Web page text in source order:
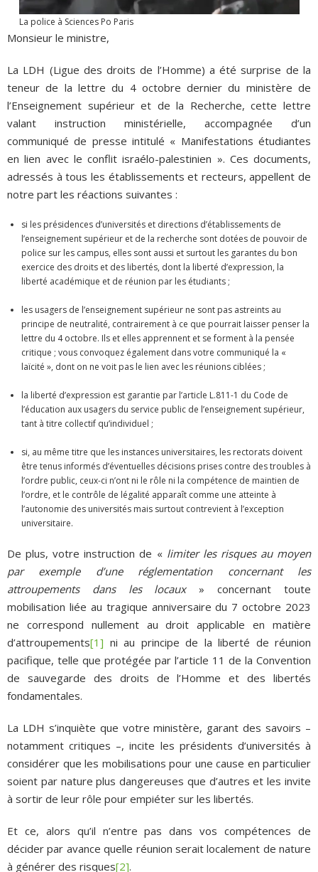
La police à Sciences Po Paris
Monsieur le ministre,
La LDH (Ligue des droits de l’Homme) a été surprise de la
teneur de la lettre du 4 octobre dernier du ministère de
l’Enseignement supérieur et de la Recherche, cette lettre
valant instruction ministérielle, accompagnée d’un
communiqué de presse intitulé « Manifestations étudiantes
en lien avec le conflit israélo-palestinien ». Ces documents,
adressés à tous les établissements et recteurs, appellent de
notre part les réactions suivantes :
si les présidences d’universités et directions d’établissements de
l’enseignement supérieur et de la recherche sont dotées de pouvoir de
police sur les campus, elles sont aussi et surtout les garantes du bon
exercice des droits et des libertés, dont la liberté d’expression, la
liberté académique et de réunion par les étudiants ;
les usagers de l’enseignement supérieur ne sont pas astreints au
principe de neutralité, contrairement à ce que pourrait laisser penser la
lettre du 4 octobre. Ils et elles apprennent et se forment à la pensée
critique ; vous convoquez également dans votre communiqué la «
laïcité », dont on ne voit pas le lien avec les réunions ciblées ;
la liberté d’expression est garantie par l’article L.811-1 du Code de
l’éducation aux usagers du service public de l’enseignement supérieur,
tant à titre collectif qu’individuel ;
si, au même titre que les instances universitaires, les rectorats doivent
être tenus informés d’éventuelles décisions prises contre des troubles à
l’ordre public, ceux-ci n’ont ni le rôle ni la compétence de maintien de
l’ordre, et le contrôle de légalité apparaît comme une atteinte à
l’autonomie des universités mais surtout contrevient à l’exception
universitaire.
De plus, votre instruction de « limiter les risques au moyen
par exemple d’une réglementation concernant les
attroupements dans les locaux» concernant toute
mobilisation liée au tragique anniversaire du 7 octobre 2023
ne correspond nullement au droit applicable en matière
d’attroupements[1] ni au principe de la liberté de réunion
pacifique, telle que protégée par l’article 11 de la Convention
de sauvegarde des droits de l’Homme et des libertés
fondamentales.
La LDH s’inquiète que votre ministère, garant des savoirs –
notamment critiques –, incite les présidents d’universités à
considérer que les mobilisations pour une cause en particulier
soient par nature plus dangereuses que d’autres et les invite
à sortir de leur rôle pour empiéter sur les libertés.
Et ce, alors qu’il n’entre pas dans vos compétences de
décider par avance quelle réunion serait localement de nature
à générer des risques[2].